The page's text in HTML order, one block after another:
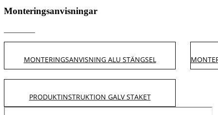
Monteringsanvisningar
MONTERINGSANVISNING ALU STÄNGSEL
PRODUKTINSTRUKTION GALV STAKET